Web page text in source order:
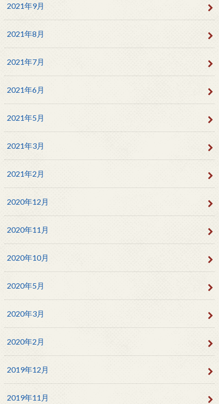
2021年9月
2021年8月
2021年7月
2021年6月
2021年5月
2021年3月
2021年2月
2020年12月
2020年11月
2020年10月
2020年5月
2020年3月
2020年2月
2019年12月
2019年11月